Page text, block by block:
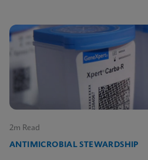
2m Read
ANTIMICROBIAL STEWARDSHIP